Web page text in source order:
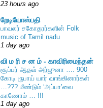
23 hours ago
றேடியோஸ்பதி
பாவலர் சகோதரர்களின் Folk
music of Tamil nadu
1 day ago
வி ம ரி ச ன ம் - காவிரிமைந்தன்
சூப்பர் ஆதவ் அர்ஜுனா …. 900
கோடி ரூபாய் யார் வாங்கினார்கள்
…??? மீண்டும் ‘அப்பா’வை
காணோம் … !!!
1 day ago